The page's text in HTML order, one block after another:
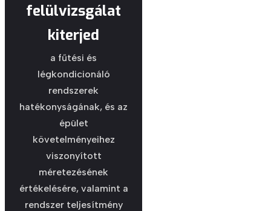
felülvizsgálat
kiterjed
a fűtési és
légkondicionáló
rendszerek
hatékonyságának, és az
épület
követelményeihez
viszonyított
méretezésének
értékelésére, valamint a
rendszer teljesítmény